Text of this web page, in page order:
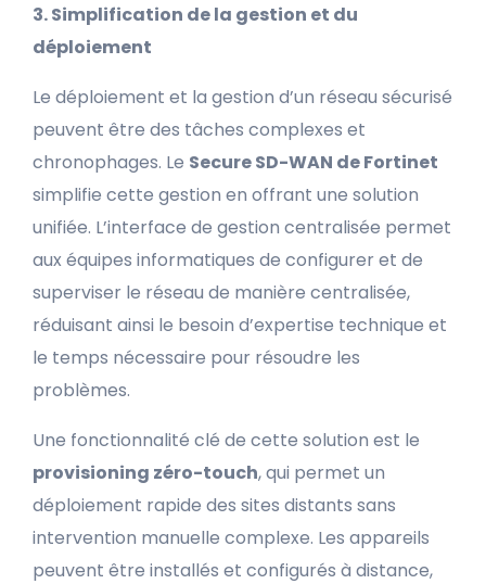
3. Simplification de la gestion et du
déploiement
Le déploiement et la gestion d’un réseau sécurisé
peuvent être des tâches complexes et
chronophages. Le Secure SD-WAN de Fortinet
simplifie cette gestion en offrant une solution
unifiée. L’interface de gestion centralisée permet
aux équipes informatiques de configurer et de
superviser le réseau de manière centralisée,
réduisant ainsi le besoin d’expertise technique et
le temps nécessaire pour résoudre les
problèmes.
Une fonctionnalité clé de cette solution est le
provisioning zéro-touch, qui permet un
déploiement rapide des sites distants sans
intervention manuelle complexe. Les appareils
peuvent être installés et configurés à distance,